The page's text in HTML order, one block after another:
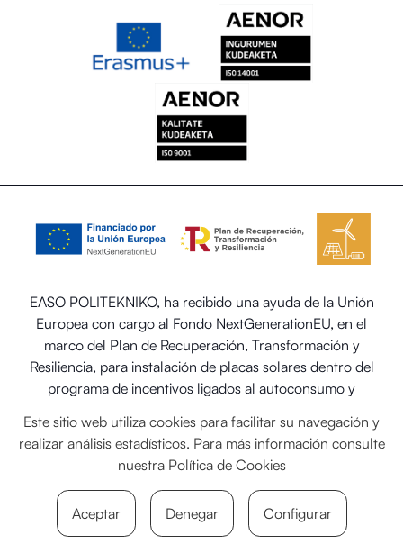
EASO POLITEKNIKO, ha recibido una ayuda de la Unión
Europea con cargo al Fondo NextGenerationEU, en el
marco del Plan de Recuperación, Transformación y
Resiliencia, para instalación de placas solares dentro del
programa de incentivos ligados al autoconsumo y
como la implantación de sistemas térmicos renovables en
el sector residencial del Ministerio para la Transición
Ecológica y el Reto Demográfico.
Este sitio web utiliza cookies para facilitar su navegación y
realizar análisis estadísticos. Para más información consulte
nuestra Política de Cookies
Aceptar Denegar Configurar